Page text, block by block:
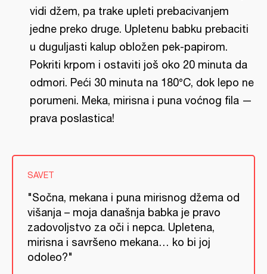
vidi džem, pa trake upleti prebacivanjem
jedne preko druge. Upletenu babku prebaciti
u duguljasti kalup obložen pek-papirom.
Pokriti krpom i ostaviti još oko 20 minuta da
odmori. Peći 30 minuta na 180°C, dok lepo ne
porumeni. Meka, mirisna i puna voćnog fila —
prava poslastica!
SAVET
"Sočna, mekana i puna mirisnog džema od
višanja – moja današnja babka je pravo
zadovoljstvo za oči i nepca. Upletena,
mirisna i savršeno mekana… ko bi joj
odoleo?"